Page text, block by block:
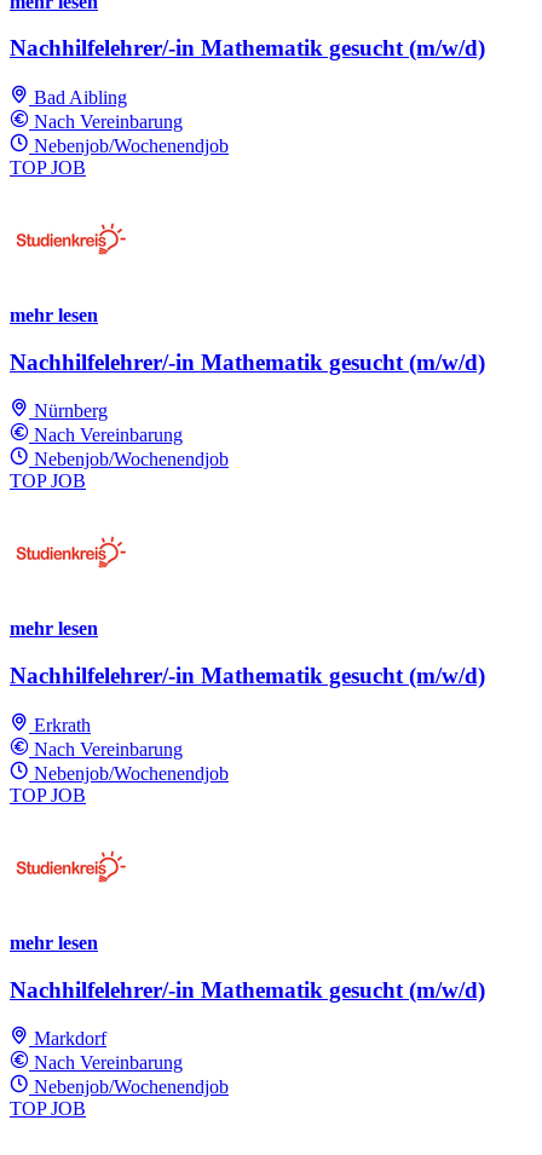
Nachhilfelehrer/-in Mathematik gesucht (m/w/d)
Bad Aibling
Nach Vereinbarung
Nebenjob/Wochenendjob
TOP JOB
mehr lesen
Nachhilfelehrer/-in Mathematik gesucht (m/w/d)
Nürnberg
Nach Vereinbarung
Nebenjob/Wochenendjob
TOP JOB
mehr lesen
Nachhilfelehrer/-in Mathematik gesucht (m/w/d)
Erkrath
Nach Vereinbarung
Nebenjob/Wochenendjob
TOP JOB
mehr lesen
Nachhilfelehrer/-in Mathematik gesucht (m/w/d)
Markdorf
Nach Vereinbarung
Nebenjob/Wochenendjob
TOP JOB